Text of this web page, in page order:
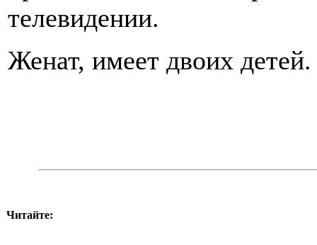
телевидении.
Женат, имеет двоих детей.
Читайте: